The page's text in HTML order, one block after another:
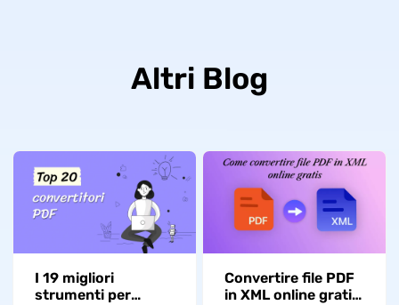
Altri Blog
I 19 migliori
strumenti per
Convertire file PDF
in XML online gratis